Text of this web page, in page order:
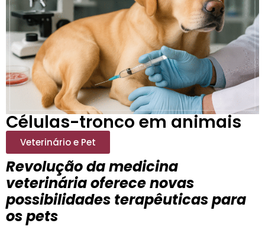
Células-tronco em animais
Veterinário e Pet
Revolução da medicina
veterinária oferece novas
possibilidades terapêuticas para
os pets